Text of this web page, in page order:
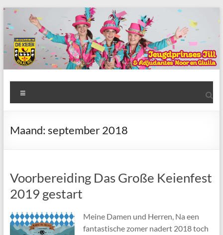
Ga
naar
de
inhoud
AWC
de
Keien
De
Keien
Maand: september 2018
Voorbereiding Das Große Keienfest
2019 gestart
Meine Damen und Herren, Na een
fantastische zomer nadert 2018 toch